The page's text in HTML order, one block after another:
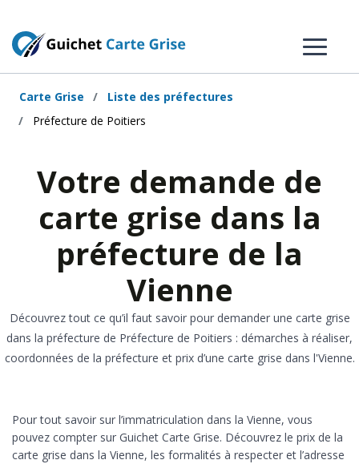
Carte Grise
Liste des préfectures
Préfecture de Poitiers
Votre demande de
carte grise dans la
préfecture de la
Vienne
Découvrez tout ce qu’il faut savoir pour demander une carte grise
dans la préfecture de Préfecture de Poitiers : démarches à réaliser,
coordonnées de la préfecture et prix d’une carte grise dans l'Vienne.
Pour tout savoir sur l’immatriculation dans la Vienne, vous
pouvez compter sur Guichet Carte Grise. Découvrez le prix de la
carte grise dans la Vienne, les formalités à respecter et l’adresse